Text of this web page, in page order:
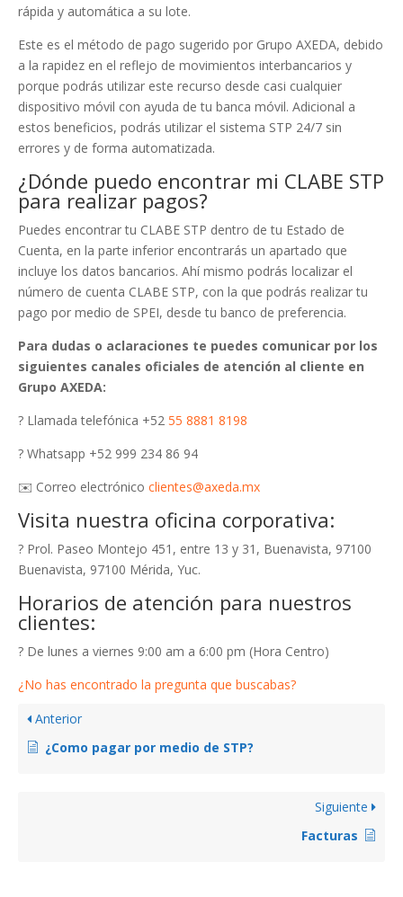
rápida y automática a su lote.
Este es el método de pago sugerido por Grupo AXEDA, debido
a la rapidez en el reflejo de movimientos interbancarios y
porque podrás utilizar este recurso desde casi cualquier
dispositivo móvil con ayuda de tu banca móvil. Adicional a
estos beneficios, podrás utilizar el sistema STP 24/7 sin
errores y de forma automatizada.
¿Dónde puedo encontrar mi CLABE STP
para realizar pagos?
Puedes encontrar tu CLABE STP dentro de tu Estado de
Cuenta, en la parte inferior encontrarás un apartado que
incluye los datos bancarios. Ahí mismo podrás localizar el
número de cuenta CLABE STP, con la que podrás realizar tu
pago por medio de SPEI, desde tu banco de preferencia.
Para dudas o aclaraciones te puedes comunicar por los
siguientes canales oficiales de atención al cliente en
Grupo AXEDA:
? Llamada telefónica +52 55 8881 8198
? Whatsapp +52 999 234 86 94
✉️ Correo electrónico clientes@axeda.mx
Visita nuestra oficina corporativa:
? Prol. Paseo Montejo 451, entre 13 y 31, Buenavista, 97100
Buenavista, 97100 Mérida, Yuc.
Horarios de atención para nuestros
clientes:
? De lunes a viernes 9:00 am a 6:00 pm (Hora Centro)
¿No has encontrado la pregunta que buscabas?
Anterior
¿Como pagar por medio de STP?
Siguiente
Facturas